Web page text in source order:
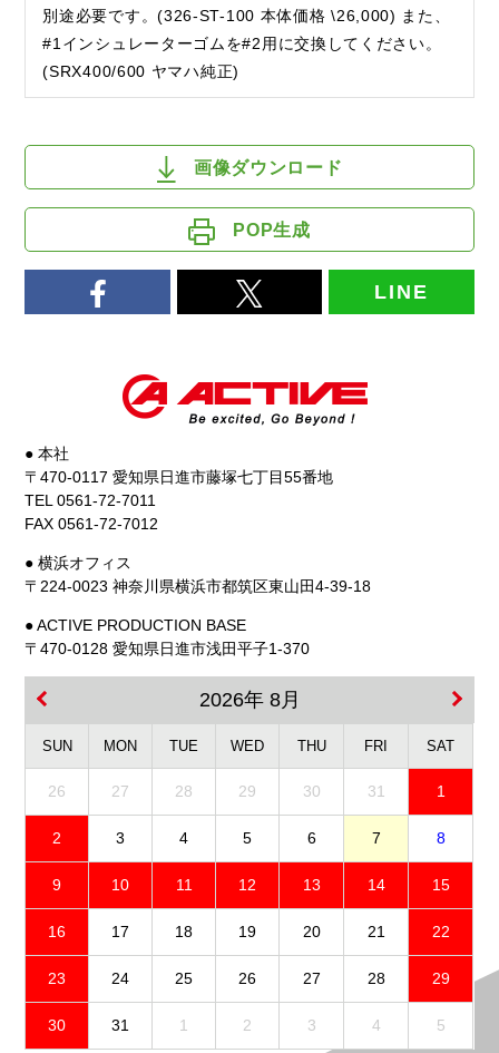
別途必要です。(326-ST-100 本体価格 \26,000) また、
#1インシュレーターゴムを#2用に交換してください。
(SRX400/600 ヤマハ純正)
画像ダウンロード
POP生成
LINE
● 本社
〒470-0117 愛知県日進市藤塚七丁目55番地
TEL 0561-72-7011
FAX 0561-72-7012
● 横浜オフィス
〒224-0023 神奈川県横浜市都筑区東山田4-39-18
● ACTIVE PRODUCTION BASE
〒470-0128 愛知県日進市浅田平子1-370
2026年 8月
SUN MON TUE WED THU FRI SAT
26 27 28 29 30 31 1
2 3 4 5 6 7 8
9 10 11 12 13 14 15
16 17 18 19 20 21 22
23 24 25 26 27 28 29
30 31 1 2 3 4 5